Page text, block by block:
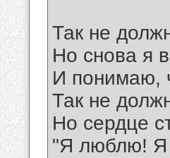
Так не
Но снова я
И понимаю,
Так не
Но сердце
"Я люблю!